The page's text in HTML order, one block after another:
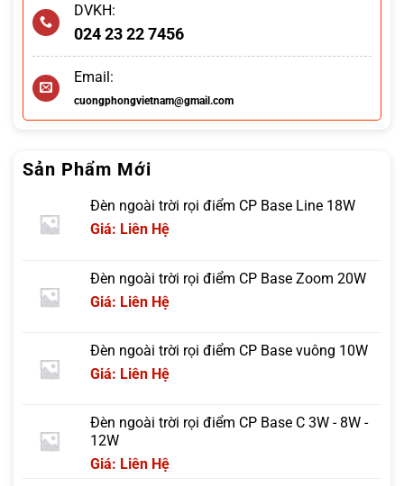
DVKH:
024 23 22 7456
Email:
cuongphongvietnam@gmail.com
Sản Phẩm Mới
Đèn ngoài trời rọi điểm CP Base Line 18W
Giá: Liên Hệ
Đèn ngoài trời rọi điểm CP Base Zoom 20W
Giá: Liên Hệ
Đèn ngoài trời rọi điểm CP Base vuông 10W
Giá: Liên Hệ
Đèn ngoài trời rọi điểm CP Base C 3W - 8W -
12W
Giá: Liên Hệ